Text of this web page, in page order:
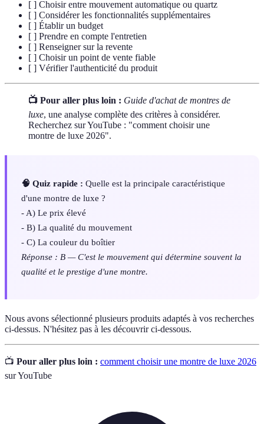
[ ] Choisir entre mouvement automatique ou quartz
[ ] Considérer les fonctionnalités supplémentaires
[ ] Établir un budget
[ ] Prendre en compte l'entretien
[ ] Renseigner sur la revente
[ ] Choisir un point de vente fiable
[ ] Vérifier l'authenticité du produit
📺 Pour aller plus loin : Guide d'achat de montres de
luxe, une analyse complète des critères à considérer.
Recherchez sur YouTube : "comment choisir une
montre de luxe 2026".
🧠 Quiz rapide : Quelle est la principale caractéristique
d'une montre de luxe ?
- A) Le prix élevé
- B) La qualité du mouvement
- C) La couleur du boîtier
Réponse : B — C'est le mouvement qui détermine souvent la
qualité et le prestige d'une montre.
Nous avons sélectionné plusieurs produits adaptés à vos recherches
ci-dessus. N'hésitez pas à les découvrir ci-dessous.
📺 Pour aller plus loin : comment choisir une montre de luxe 2026
sur YouTube